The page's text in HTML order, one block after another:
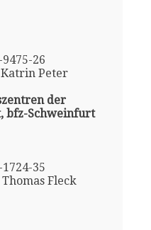
26
Peter
der
bfz-Schweinfurt
35
Fleck